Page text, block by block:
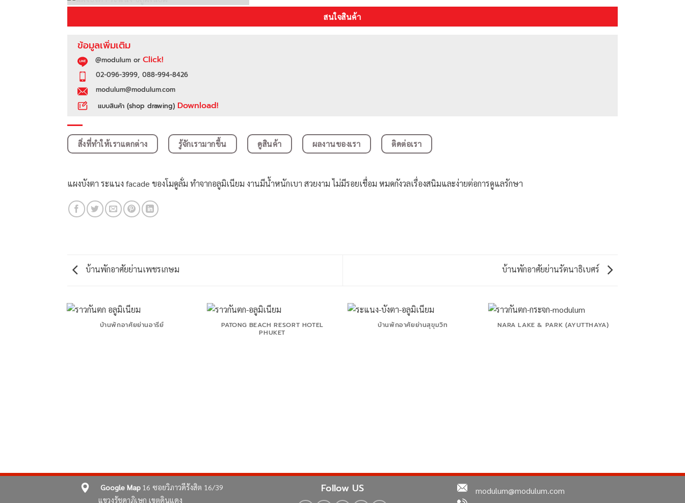
สนใจสินค้า
ข้อมูลเพิ่มเติม
@modulum or Click!
02-096-3999, 088-994-8426
modulum@modulum.com
แบบสินค้า (shop drawing) Download!
สิ่งที่ทำให้เราแตกต่าง รู้จักเรามากขึ้น ดูสินค้า ผลงานของเรา ติดต่อเรา
แผงบังตา ระแนง facade ของโมดูลั่ม ทำจากอลูมิเนียม งานมีน้ำหนักเบา สวยงาม ไม่มีรอยเชื่อม หมดกังวลเรื่องสนิมและง่ายต่อการดูแลรักษา
บ้านพักอาศัยย่านเพชรเกษม บ้านพักอาศัยย่านรัตนาธิเบศร์
บ้านพักอาศัยย่านอารีย์
PATONG BEACH RESORT HOTEL
PHUKET
บ้านพักอาศัยย่านสุขุมวิท NARA LAKE & PARK (AYUTTHAYA)
Google Map 16 ซอยวิภาวดีรังสิต 16/39
แขวงรัชดาภิเษก เขตดินแดง
Follow US
modulum@modulum.com